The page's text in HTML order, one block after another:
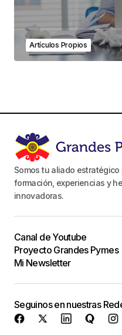
Artículos Propios
Somos tu aliado
formación, experiencias y
innovadoras.
Canal de Youtube
Proyecto Grandes Pymes
Mi Newsletter
Seguinos en nuestras